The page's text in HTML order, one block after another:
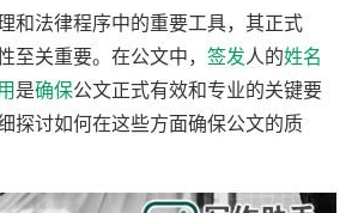
和法律程序中的重要工具，其正式
至关重要。在公文中， 签发人的姓名
是确保公文正式有效和专业的关键要
探讨如何在这些方面确保公文的质